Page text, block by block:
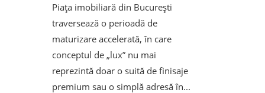
Piața imobiliară din București
traversează o perioadă de
maturizare accelerată, în care
conceptul de „lux” nu mai
reprezintă doar o suită de finisaje
premium sau o simplă adresă în...